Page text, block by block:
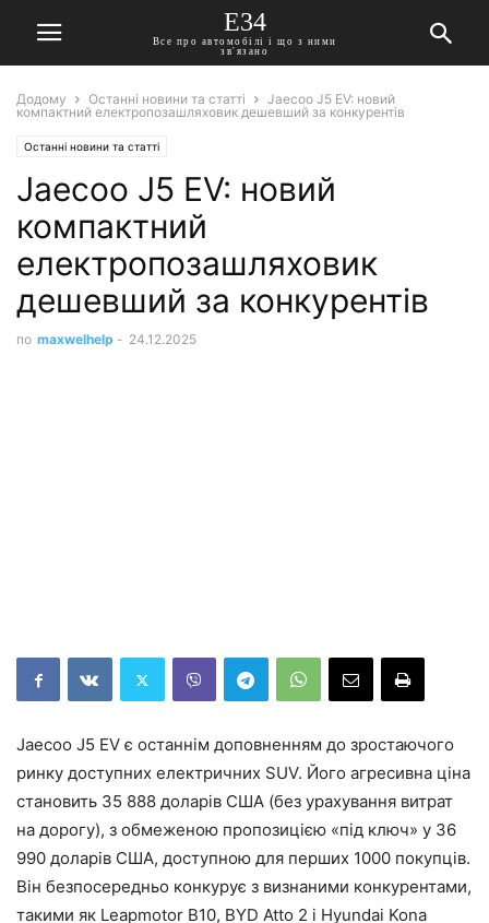
E34
Все про автомобілі і що з ними
зв'язано
Додому Останні новини та статті
Jaecoo J5 EV: новий
компактний електропозашляховик дешевший за конкурентів
Останні новини та статті
Jaecoo J5 EV: новий
компактний
електропозашляховик
дешевший за конкурентів
по maxwelhelp - 24.12.2025
Jaecoo J5 EV є останнім доповненням до зростаючого
ринку доступних електричних SUV. Його агресивна ціна
становить 35 888 доларів США (без урахування витрат
на дорогу), з обмеженою пропозицією «під ключ» у 36
990 доларів США, доступною для перших 1000 покупців.
Він безпосередньо конкурує з визнаними конкурентами,
такими як Leapmotor B10, BYD Atto 2 і Hyundai Kona